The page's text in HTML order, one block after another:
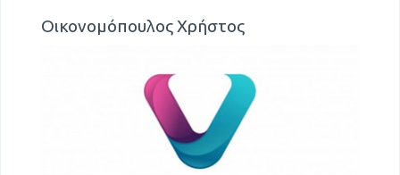
Οικονομόπουλος Χρήστος